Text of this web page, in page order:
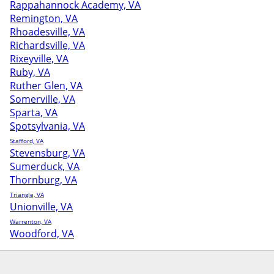
Rappahannock Academy, VA
Remington, VA
Rhoadesville, VA
Richardsville, VA
Rixeyville, VA
Ruby, VA
Ruther Glen, VA
Somerville, VA
Sparta, VA
Spotsylvania, VA
Stafford, VA
Stevensburg, VA
Sumerduck, VA
Thornburg, VA
Triangle, VA
Unionville, VA
Warrenton, VA
Woodford, VA